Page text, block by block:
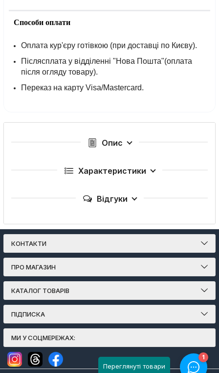
Способи оплати
Оплата кур'єру готівкою (при доставці по Києву).
Післясплата у відділенні "Нова Пошта"(оплата
після огляду товару).
Переказ на карту Visa/Mastercard.
Опис
Характеристики
Відгуки
Переглянуті товари
КОНТАКТИ
ПРО МАГАЗИН
КАТАЛОГ ТОВАРІВ
ПІДПИСКА
МИ У СОЦМЕРЕЖАХ: